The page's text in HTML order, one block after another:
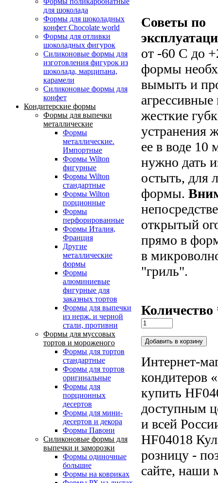
для шоколада
Формы для шоколадных
конфет Сhocolate world
Формы для отливки
шоколадных фигурок
Силиконовые формы для
изготовления фигурок из
шоколада, марципана,
карамели
Силиконовые формы для
конфет
Кондитерские формы
Формы для выпечки
металлические
Формы
металлические.
Импортные
Формы Wilton
фигурные
Формы Wilton
стандартные
Формы Wilton
порционные
Формы
перфорированные
Формы Италия,
Франция
Другие
металлические
формы
Формы
алюминиевые
фигурные для
заказных тортов
Формы для выпечки
из нерж. и черной
стали, противни
Формы для муссовых
тортов и мороженого
Формы для тортов
стандартные
Формы для тортов
оригинальные
Формы для
порционных
десертов
Формы для мини-
десертов и декора
Формы Павони
Силиконовые формы для
выпечки и заморозки
Формы одиночные
большие
Формы на ковриках
Советы по
от -60 С до
формы
вымыть и
жесткие
устранения
ее в воде 10
нужно дать
остыть, для
формы.
открытый
прямо в
в
"гриль".
Количество
Интернет-
кондитеров
купить
доступным
и всей
HF04018
розницу -
сайте, наши